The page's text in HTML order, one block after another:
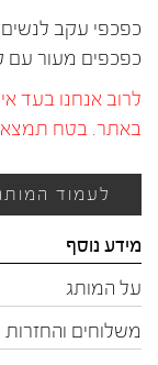
כפכפי עקב לנשים CURACAO של Vicenza.
כפכפים מעור עם
לרוב אנחנו בעד
באתר. בטח
לעמוד
מידע נוסף
על המותג
משלוחים והחזרות